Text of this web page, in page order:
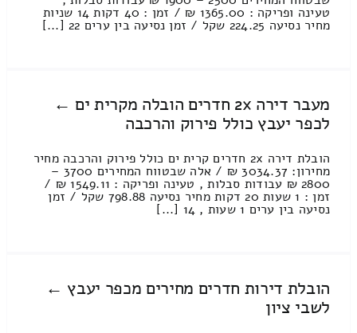
טעינה ופריקה : 1365.00 ₪ / זמן : 40 דקות 14 שניות
מחיר נסיעה 224.25 שקל / זמן נסיעה בין ערים 22 [...]
מעבר דירה 2x חדרים הובלה מקרית ים ←
לכפר יעבץ כולל פירוק והרכבה
הובלת דירה 2x חדרים קרית ים כולל פירוק והרכבה מחיר
מחירון: 3034.37 ₪ / אלה שבטווח המחירים 3700 –
2800 ₪ עבודות סבלות , טעינה ופריקה : 1549.11 ₪ /
זמן : 1 שעות 20 דקות מחיר נסיעה 798.88 שקל / זמן
נסיעה בין ערים 1 שעות , 14 [...]
הובלת דירות חדרים מחירים מכפר יעבץ ←
לשבי ציון